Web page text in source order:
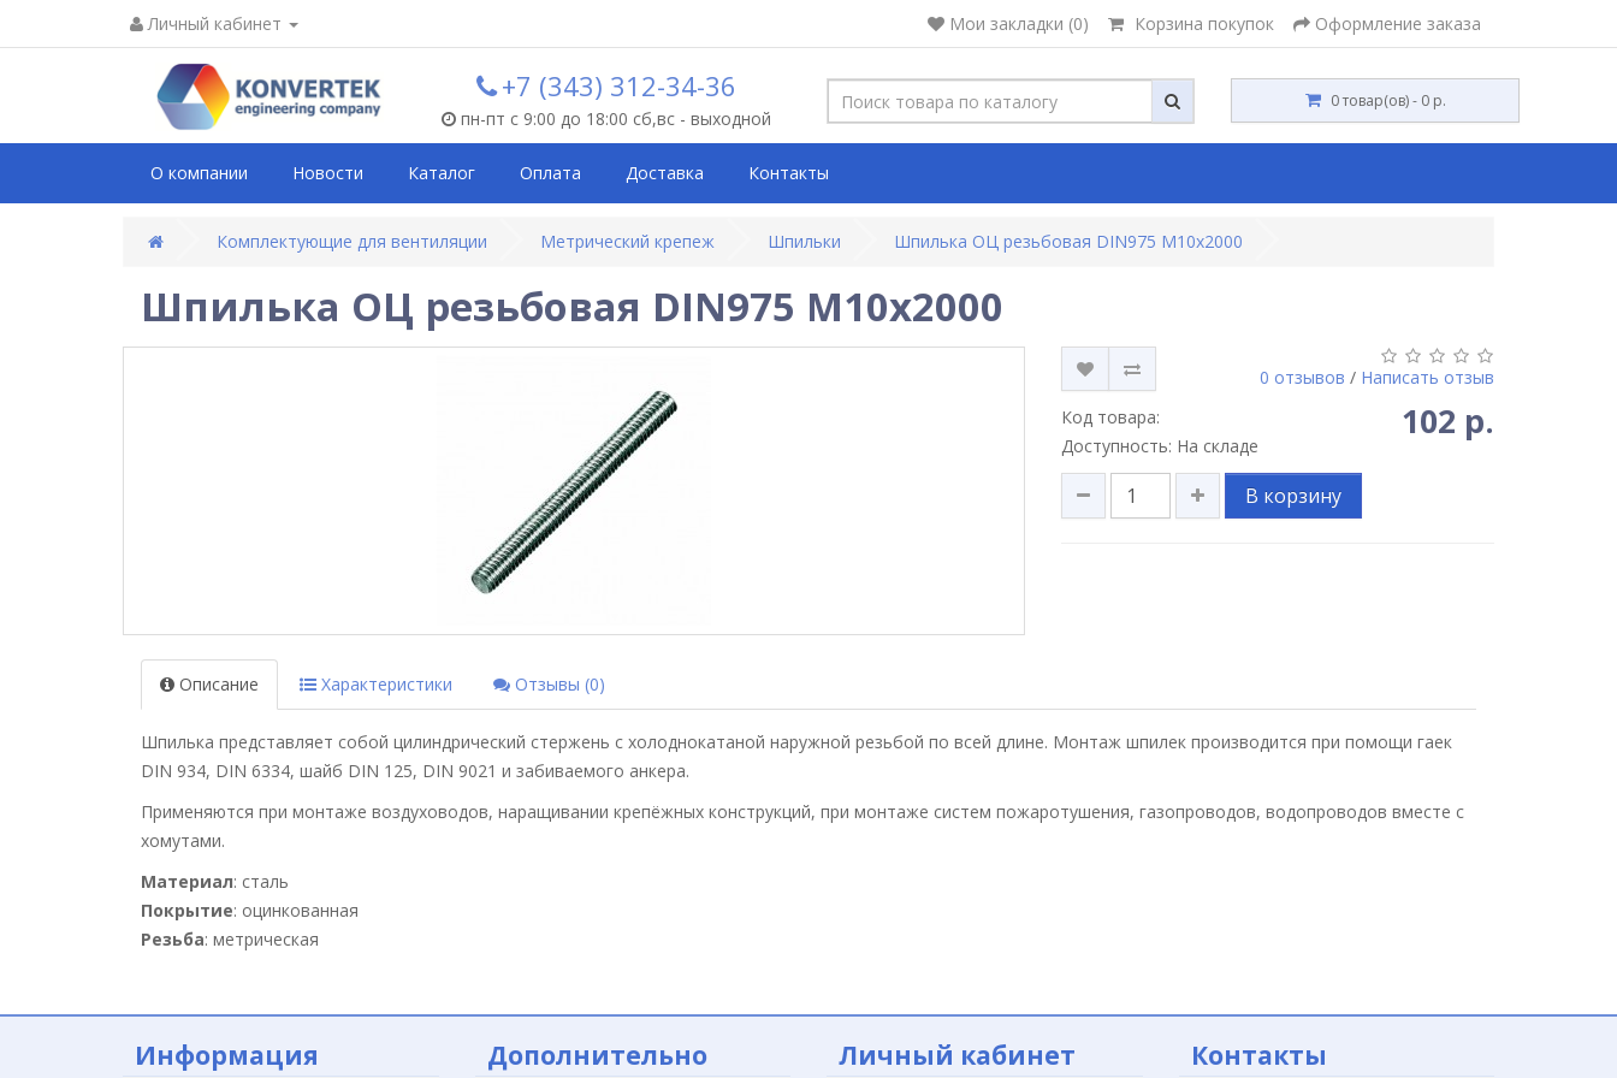
Личный кабинет Мои закладки (0) Корзина покупок Оформление заказа
+7 (343) 312-34-36
пн-пт с 9:00 до 18:00 сб,вс - выходной
0 товар(ов) - 0 р.
О компании Новости Каталог Оплата Доставка Контакты
Комплектующие для вентиляции Метрический крепеж Шпильки Шпилька ОЦ резьбовая DIN975 М10х2000
Шпилька ОЦ резьбовая DIN975 М10х2000
0 отзывов / Написать отзыв
Код товара:
Доступность: На складе
102 р.
В корзину
Описание Характеристики Отзывы (0)
Шпилька представляет собой цилиндрический стержень с холоднокатаной наружной резьбой по всей длине. Монтаж шпилек производится при помощи гаек
DIN 934, DIN 6334, шайб DIN 125, DIN 9021 и забиваемого анкера.
Применяются при монтаже воздуховодов, наращивании крепёжных конструкций, при монтаже систем пожаротушения, газопроводов, водопроводов вместе с
хомутами.
Материал: сталь
Покрытие: оцинкованная
Резьба: метрическая
Информация Дополнительно Личный кабинет Контакты